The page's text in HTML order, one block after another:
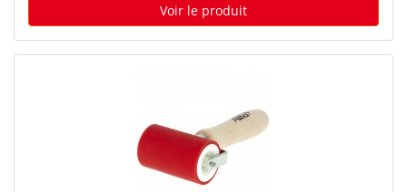
Voir le produit